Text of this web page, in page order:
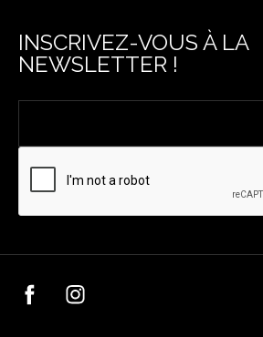
INSCRIVEZ-VOUS À LA
NEWSLETTER !